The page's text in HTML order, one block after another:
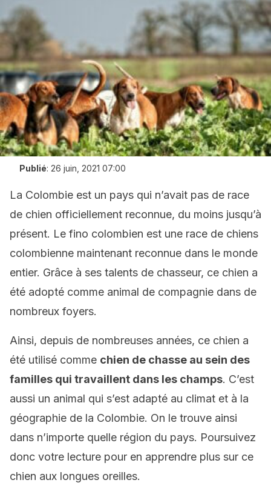
Publié: 26 juin, 2021 07:00
La Colombie est un pays qui n’avait pas de race
de chien officiellement reconnue, du moins jusqu’à
présent. Le fino colombien est une race de chiens
colombienne maintenant reconnue dans le monde
entier. Grâce à ses talents de chasseur, ce chien a
été adopté comme animal de compagnie dans de
nombreux foyers.
Ainsi, depuis de nombreuses années, ce chien a
été utilisé comme chien de chasse au sein des
familles qui travaillent dans les champs. C’est
aussi un animal qui s’est adapté au climat et à la
géographie de la Colombie. On le trouve ainsi
dans n’importe quelle région du pays. Poursuivez
donc votre lecture pour en apprendre plus sur ce
chien aux longues oreilles.